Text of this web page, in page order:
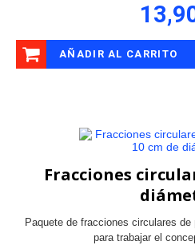
AÑADIR AL CARRITO
Fracciones
Paquete de fracciones circulares
para trabajar el